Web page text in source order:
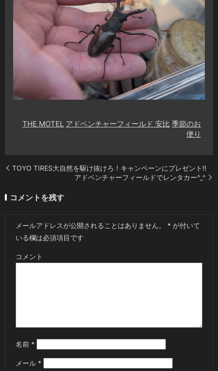
THE MOTEL アドベンチャーフィールド 安比 季節のお
便り
TOYO TIRES大自然を駆け抜けろ！キャンペーンにプレゼント!!
アドベンチャーフィールドでレンタカー^_^
コメントを残す
メールアドレスが公開されることはありません。 * が付いて
いる欄は必須項目です
コメント
名前 *
メール *